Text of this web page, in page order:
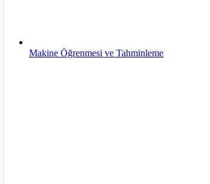
Makine Öğrenmesi ve Tahminleme